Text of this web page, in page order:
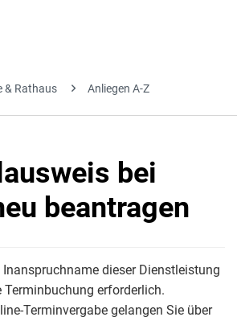
& Rathaus Anliegen A-Z
bei
beantragen
Inanspruchname dieser Dienstleistung
Terminbuchung erforderlich.
Terminvergabe gelangen Sie über